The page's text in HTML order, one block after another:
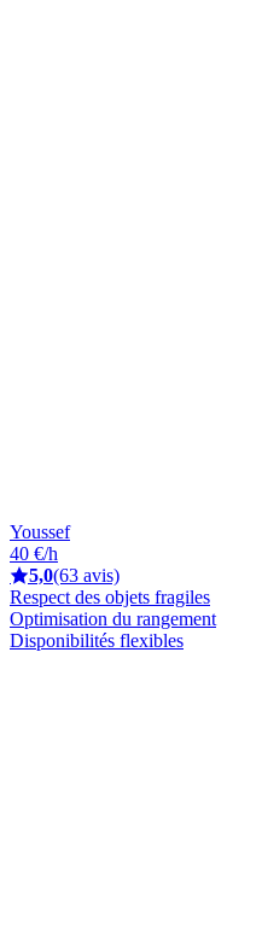
Youssef
40 €/h
5,0(63 avis)
Respect des objets fragiles
Optimisation du rangement
Disponibilités flexibles